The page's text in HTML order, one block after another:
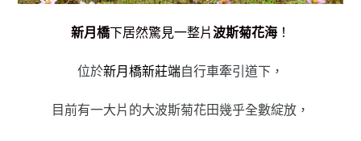
新月橋下居然驚見一整片波斯菊花海 ！
位於新月橋新莊端自行車牽引道下，
目前有一大片的大波斯菊花田幾乎全數綻放，